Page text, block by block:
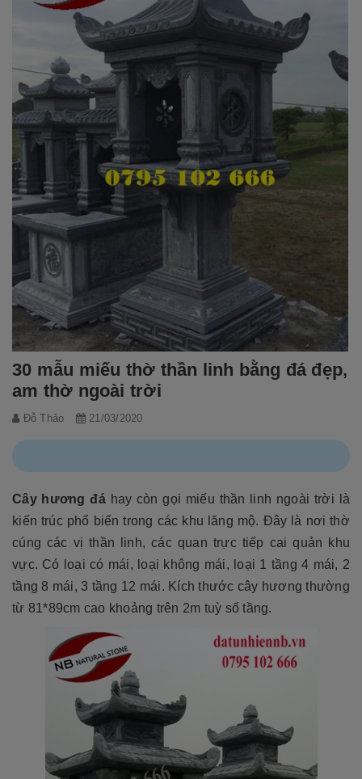
30 mẫu miếu thờ thần linh bằng đá đẹp,
am thờ ngoài trời
Đỗ Thảo 21/03/2020
Cây hương đá hay còn gọi miếu thần linh ngoài trời là
kiến trúc phổ biến trong các khu lăng mộ. Đây là nơi thờ
cúng các vị thần linh, các quan trực tiếp cai quản khu
vực. Có loại có mái, loại không mái, loại 1 tầng 4 mái, 2
tầng 8 mái, 3 tầng 12 mái. Kích thước cây hương thường
từ 81*89cm cao khoảng trên 2m tuỳ số tầng.